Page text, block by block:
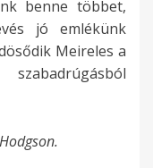
benne többet,
jó emlékünk
Meireles a